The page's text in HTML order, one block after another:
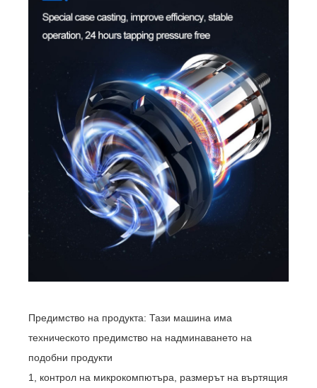
Предимство на продукта: Тази машина има
техническото предимство на надминаването на
подобни продукти
1, контрол на микрокомпютъра, размерът на въртящия